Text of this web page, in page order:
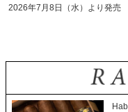
2026年7月8日（水）より発売